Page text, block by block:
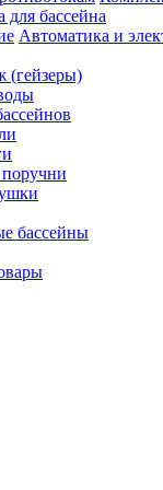
для бассейна
Автоматика и
(гейзеры)
бассейны